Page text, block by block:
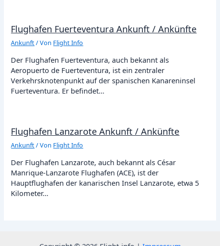
Flughafen Fuerteventura Ankunft / Ankünfte
Ankunft/ Von Flight Info
Der Flughafen Fuerteventura, auch bekannt als
Aeropuerto de Fuerteventura, ist ein zentraler
Verkehrsknotenpunkt auf der spanischen Kanareninsel
Fuerteventura. Er befindet…
Flughafen Lanzarote Ankunft / Ankünfte
Ankunft/ Von Flight Info
Der Flughafen Lanzarote, auch bekannt als César
Manrique-Lanzarote Flughafen (ACE), ist der
Hauptflughafen der kanarischen Insel Lanzarote, etwa 5
Kilometer…